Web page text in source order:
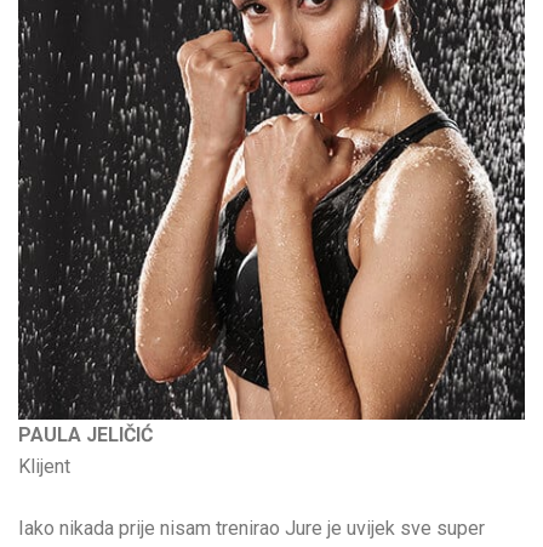
PAULA JELIČIĆ
Klijent
Iako nikada prije nisam trenirao Jure je uvijek sve super